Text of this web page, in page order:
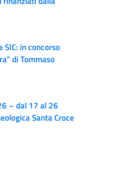
in concorso
di Tommaso
– dal 17 al 26
Santa Croce